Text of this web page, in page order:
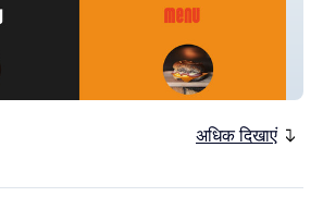
अधिक दिखाएं